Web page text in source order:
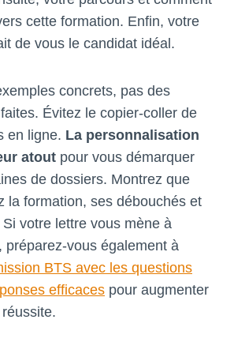
cette formation. Enfin, votre
de vous le candidat idéal.
concrets, pas des
Évitez le copier-coller de
en ligne. La personnalisation
atout pour vous démarquer
de dossiers. Montrez que
la formation, ses débouchés et
votre lettre vous mène à
préparez-vous également à
BTS avec les questions
efficaces pour augmenter